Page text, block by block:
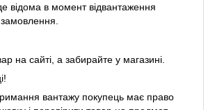
відома в момент відвантаження
на сайті, а забирайте у магазині.
вантажу покупець має право